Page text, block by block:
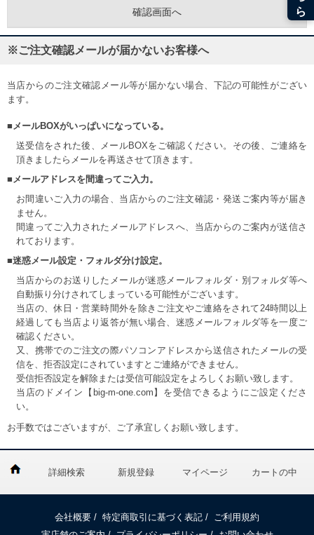
※ご注文確認メールが届かないお客様へ
当店からのご注文確認メール等が届かない場合、下記の可能性がござい
ます。
■メールBOXがいっぱいになっている。
送受信をされた後、メールBOXをご確認ください。その後、ご連絡を
頂きましたらメールを再送させて頂きます。
■メールアドレスを間違ってご入力。
お間違いご入力の場合、当店からのご注文確認・発送ご案内等が届き
ません。
間違ってご入力されたメールアドレスへ、当店からのご案内が送信さ
れております。
■迷惑メール設定・フォルダ分け設定。
当店からのお送りしたメールが迷惑メールフォルダ・別フォルダ等へ
自動振り分けされてしまっている可能性がございます。
当店の、休日・営業時間外を除きご注文やご連絡をされて24時間以上
経過しても当店より返答が無い場合、迷惑メールフォルダ等を一度ご
確認ください。
又、携帯でのご注文の際パソコンアドレスから送信されたメールの受
信を、拒否設定にされていますとご連絡ができません。
受信拒否設定を解除または受信可能設定をよろしくお願い致します。
当店のドメイン【big-m-one.com】を受信できるようにご設定くださ
い。
お手数ではございますが、ご了承宜しくお願い致します。
詳細検索 新規登録 マイページ カートの中
会社概要 / 特定商取引に基づく表記 /
ご利用規約